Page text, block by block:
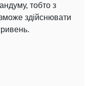
тобто з
здійснювати